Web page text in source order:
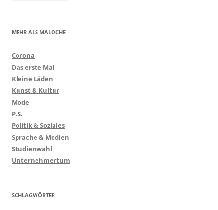
MEHR ALS MALOCHE
Corona
Das erste Mal
Kleine Läden
Kunst & Kultur
Mode
P.S.
Politik & Soziales
Sprache & Medien
Studienwahl
Unternehmertum
SCHLAGWÖRTER